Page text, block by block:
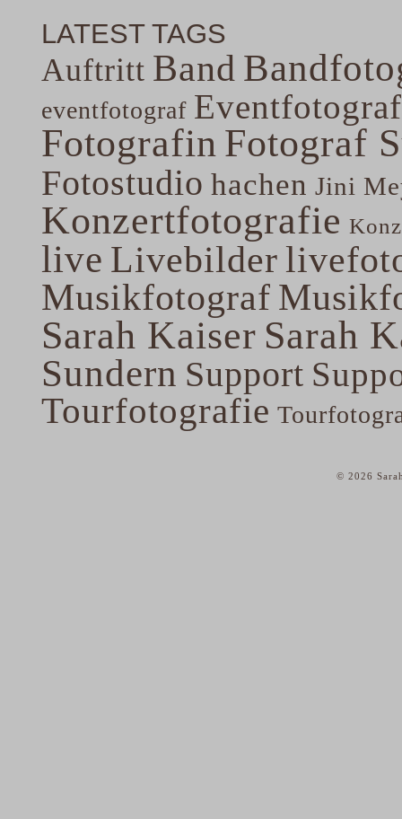
LATEST TAGS
Auftritt Band
eventfotograf
Fotografin Fotograf
Fotostudio hachen Jini
Konzertfotografie
live Livebilder
Musikfotograf
Sarah Kaiser Sarah
Sundern Support
Tourfotografie
© 2026